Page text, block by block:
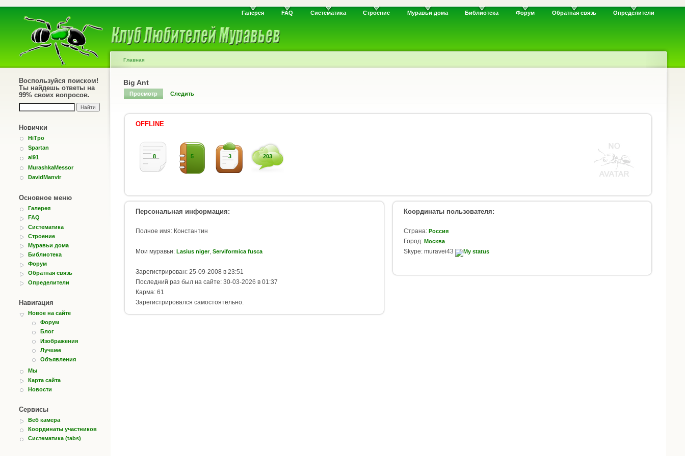
Галерея FAQ Систематика Строение Муравьи дома Библиотека Форум Обратная связь Определители
Воспользуйся поиском!
Ты найдешь ответы на
99% своих вопросов.
Новички
HiTpo
Spartan
ai91
MurashkaMessor
DavidManvir
Основное меню
Галерея
FAQ
Систематика
Строение
Муравьи дома
Библиотека
Форум
Обратная связь
Определители
Навигация
Новое на сайте
Форум
Блог
Изображения
Лучшее
Объявления
Мы
Карта сайта
Новости
Сервисы
Веб камера
Координаты участников
Систематика (tabs)
Главная
Big Ant
Просмотр Следить
OFFLINE
8 5 3 203
Персональная информация:
Полное имя: Константин
Мои муравьи: Lasius niger, Serviformica fusca
Зарегистрирован: 25-09-2008 в 23:51
Последний раз был на сайте: 30-03-2026 в 01:37
Карма: 61
Зарегистрировался самостоятельно.
Координаты пользователя:
Страна: Россия
Город: Москва
Skype: muravei43